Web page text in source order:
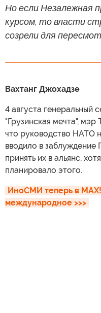
Но если Незалежная
курсом, то власти
созрели для
Вахтанг Джохадзе
4 августа генеральный
"Грузинская мечта", мэр
что руководство НАТО
вводило в заблуждение
принять их в альянс,
планировало этого.
ИноСМИ теперь в
международное >>>